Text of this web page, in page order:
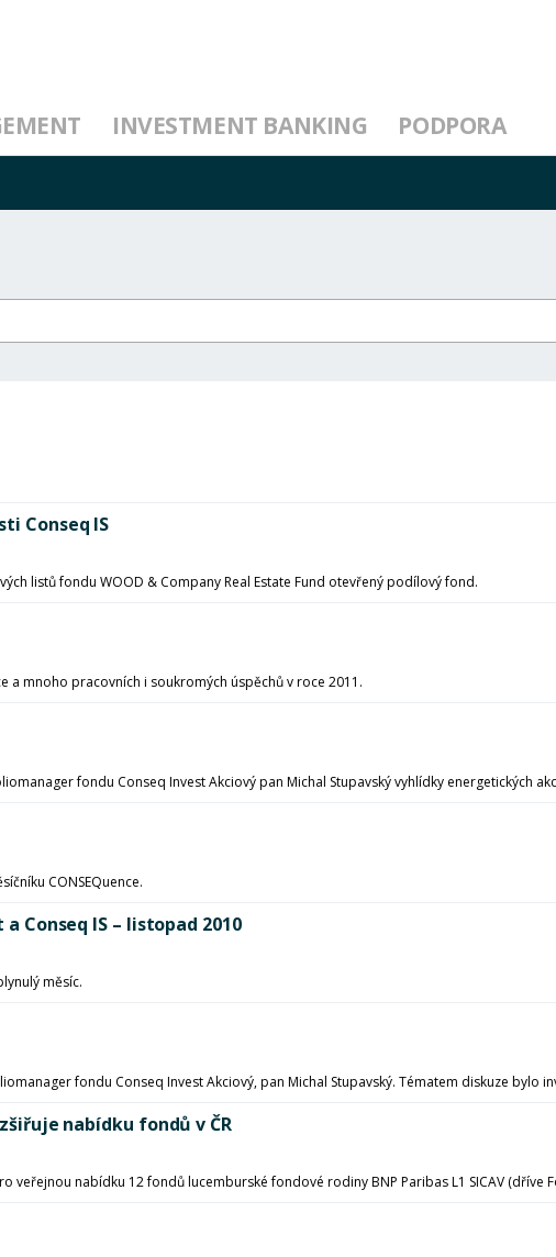
INVESTMENT BANKING PODPORA
Conseq IS
listů fondu WOOD & Company Real Estate Fund otevřený podílový fond.
a mnoho pracovních i soukromých úspěchů v roce 2011.
fondu Conseq Invest Akciový pan Michal Stupavský vyhlídky energetických
CONSEQuence.
Conseq IS – listopad 2010
měsíc.
fondu Conseq Invest Akciový, pan Michal Stupavský. Tématem diskuze bylo
nabídku fondů v ČR
veřejnou nabídku 12 fondů lucemburské fondové rodiny BNP Paribas L1 SICAV (dříve